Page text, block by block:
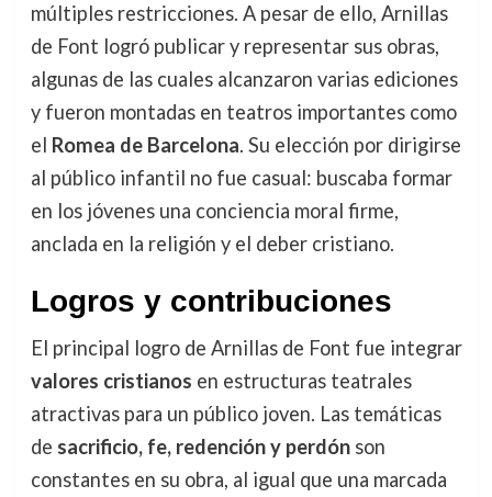
múltiples restricciones. A pesar de ello, Arnillas
de Font logró publicar y representar sus obras,
algunas de las cuales alcanzaron varias ediciones
y fueron montadas en teatros importantes como
el Romea de Barcelona. Su elección por dirigirse
al público infantil no fue casual: buscaba formar
en los jóvenes una conciencia moral firme,
anclada en la religión y el deber cristiano.
Logros y contribuciones
El principal logro de Arnillas de Font fue integrar
valores cristianos en estructuras teatrales
atractivas para un público joven. Las temáticas
de sacrificio, fe, redención y perdónson
constantes en su obra, al igual que una marcada